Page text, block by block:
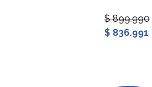
$ 899.990
$ 836.991